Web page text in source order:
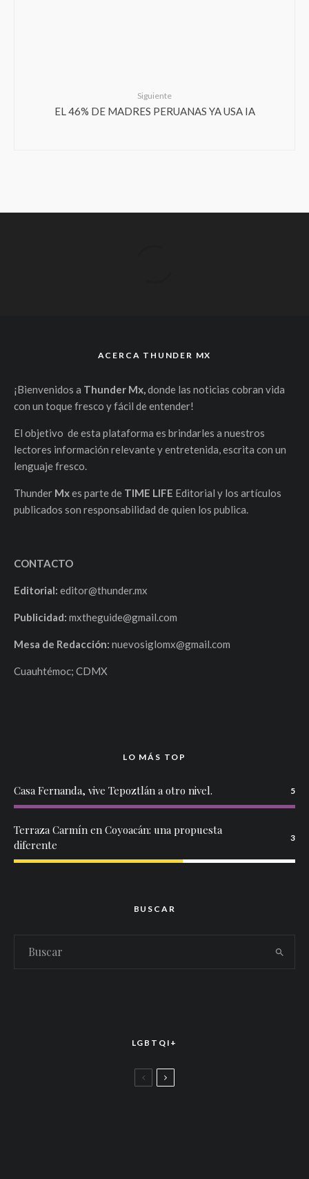
Siguiente
EL 46% DE MADRES PERUANAS YA USA IA
ACERCA THUNDER MX
¡Bienvenidos a Thunder Mx,donde las noticias cobran vida
con un toque fresco y fácil de entender!
El objetivo de esta plataforma es brindarles a nuestros
lectores información relevante y entretenida, escrita con un
lenguaje fresco.
Thunder Mxes parte de TIME LIFE Editorial y los artículos
publicados son responsabilidad de quien los publica.
CONTACTO
Editorial: editor@thunder.mx
Publicidad: mxtheguide@gmail.com
Mesa de Redacción: nuevosiglomx@gmail.com
Cuauhtémoc; CDMX
LO MÁS TOP
Casa Fernanda, vive Tepoztlán a otro nivel. 5
Terraza Carmín en Coyoacán: una propuesta
diferente
3
BUSCAR
LGBTQI+